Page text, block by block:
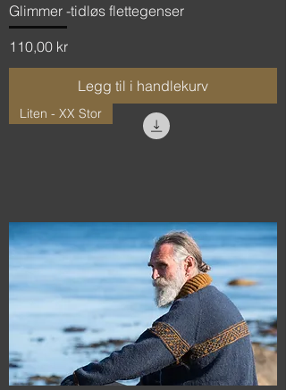
Glimmer -tidløs flettegenser
Pris
110,00 kr
Legg til i handlekurv
Liten - XX Stor